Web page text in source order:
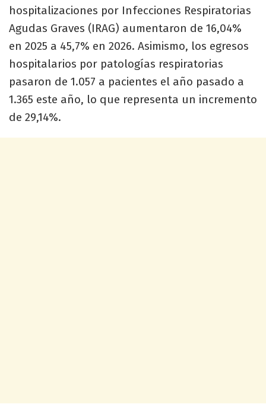
hospitalizaciones por Infecciones Respiratorias
Agudas Graves (IRAG) aumentaron de 16,04%
en 2025 a 45,7% en 2026. Asimismo, los egresos
hospitalarios por patologías respiratorias
pasaron de 1.057 a pacientes el año pasado a
1.365 este año, lo que representa un incremento
de 29,14%.